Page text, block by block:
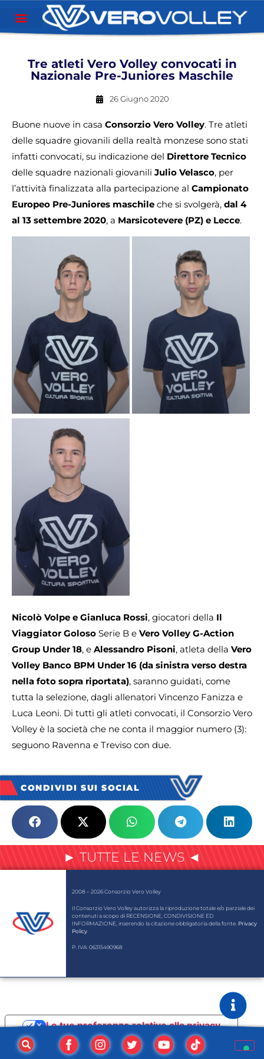
Tre atleti Vero Volley convocati in
Nazionale Pre-Juniores Maschile
26 Giugno 2020
Buone nuove in casa Consorzio Vero Volley. Tre atleti
delle squadre giovanili della realtà monzese sono stati
infatti convocati, su indicazione del Direttore Tecnico
delle squadre nazionali giovanili Julio Velasco, per
l’attività finalizzata alla partecipazione al Campionato
Europeo Pre-Juniores maschile che si svolgerà, dal 4
al 13 settembre 2020, a Marsicotevere (PZ) e Lecce.
Nicolò Volpe e Gianluca Rossi, giocatori della Il
Viaggiator Goloso Serie B e Vero Volley G-Action
Group Under 18, e Alessandro Pisoni, atleta della Vero
Volley Banco BPM Under 16 (da sinistra verso destra
nella foto sopra riportata), saranno guidati, come
tutta la selezione, dagli allenatori Vincenzo Fanizza e
Luca Leoni. Di tutti gli atleti convocati, il Consorzio Vero
Volley è la società che ne conta il maggior numero (3):
seguono Ravenna e Treviso con due.
CONDIVIDI SUI SOCIAL
► TUTTE LE NEWS ◄
2008 – 2026 Consorzio Vero Volley
Il Consorzio Vero Volley autorizza la riproduzione totale e/o parziale dei
contenuti a scopo di RECENSIONE, CONDIVISIONE ED
INFORMAZIONE, inserendo la citazione obbligatoria della fonte. Privacy
Policy
P. IVA: 06315490968
Informativa sulla raccolta
Le tue preferenze relative alla privacy